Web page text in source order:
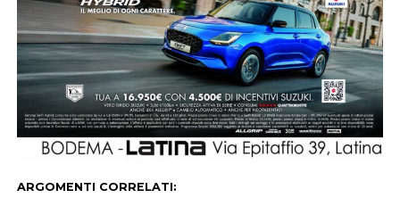
ARGOMENTI CORRELATI: